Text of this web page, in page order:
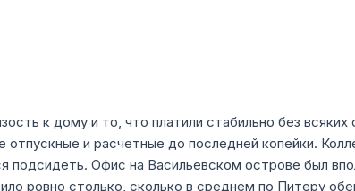
к дому и то, что платили стабильно без
и расчетные до последней копейки.
подсидеть. Офис на Васильевском острове был
ровно столько, сколько в среднем по Питеру